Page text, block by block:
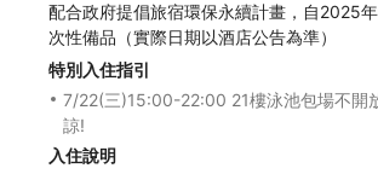
配合政府提倡旅宿環保永續計畫，自2025
次性備品（實際日期以酒店公告為準）
特別入住指引
7/22(三)15:00-22:00 21樓泳池包場不開
諒!
入住說明